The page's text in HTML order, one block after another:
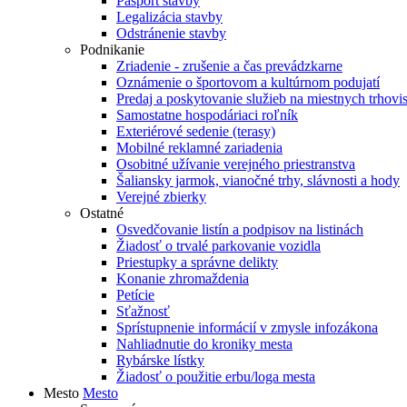
Legalizácia stavby
Odstránenie stavby
Podnikanie
Zriadenie - zrušenie a čas prevádzkarne
Oznámenie o športovom a kultúrnom podujatí
Predaj a poskytovanie služieb na miestnych
Samostatne hospodáriaci roľník
Exteriérové sedenie (terasy)
Mobilné reklamné zariadenia
Osobitné užívanie verejného priestranstva
Šaliansky jarmok, vianočné trhy, slávnosti a hody
Verejné zbierky
Ostatné
Osvedčovanie listín a podpisov na listinách
Žiadosť o trvalé parkovanie vozidla
Priestupky a správne delikty
Konanie zhromaždenia
Petície
Sťažnosť
Sprístupnenie informácií v zmysle infozákona
Nahliadnutie do kroniky mesta
Rybárske lístky
Žiadosť o použitie erbu/loga mesta
Mesto Mesto